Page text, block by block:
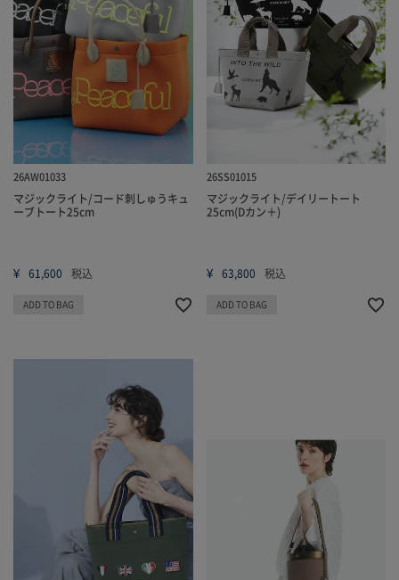
26AW01033
マジックライト/コード刺しゅうキュ
ーブトート25cm
¥ 61,600 税込
ADD TO BAG
26SS01015
マジックライト/デイリートート
25cm(Dカン＋)
¥ 63,800 税込
ADD TO BAG